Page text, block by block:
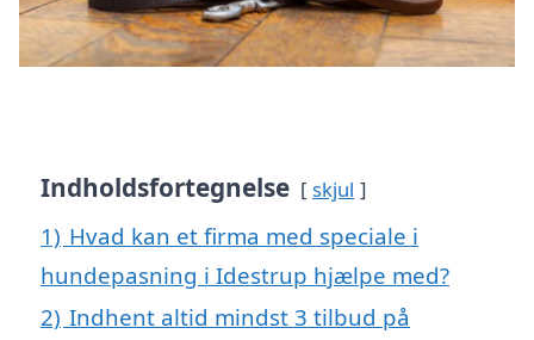
Indholdsfortegnelse skjul
1) Hvad kan et firma med speciale i
hundepasning i Idestrup hjælpe med?
2) Indhent altid mindst 3 tilbud på